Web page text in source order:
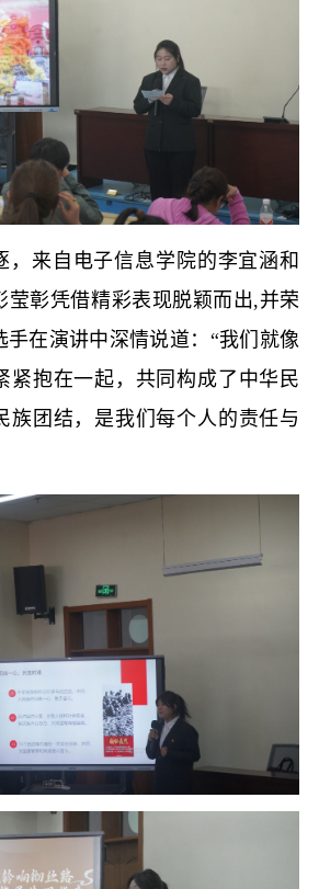
，来自电子信息学院的李宜涵和
莹彰凭借精彩表现脱颖而出,并荣
手在演讲中深情说道：“我们就像
紧抱在一起，共同构成了中华民
族团结，是我们每个人的责任与